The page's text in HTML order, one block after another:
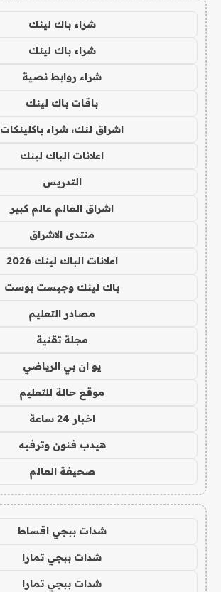
شراء باك لينك
شراء باك لينك
شراء روابط نصية
باقات باك لينك
اشراق لنك، شراء باكلينكات
اعلانات الباك لينك
التدريس
اشراق العالم عالم كبير
منتدى الاشراق
اعلانات الباك لينك 2026
باك لينك وجيست بوست
مصادر التعليم
مجلة تقنية
يو ان بي الرياضي
موقع حالة للتعليم
اخبار 24 ساعة
هيدب فنون وترفيه
صحيفة العالم
شدات ببجي اقساط
شدات ببجي تمارا
شدات ببجي تمارا